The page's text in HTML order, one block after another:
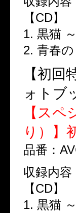
【CD】
1. 黒猫
2. 青春
【初
ォトブ
【ス
り）】
品番：
収録内容
【CD】
1. 黒猫